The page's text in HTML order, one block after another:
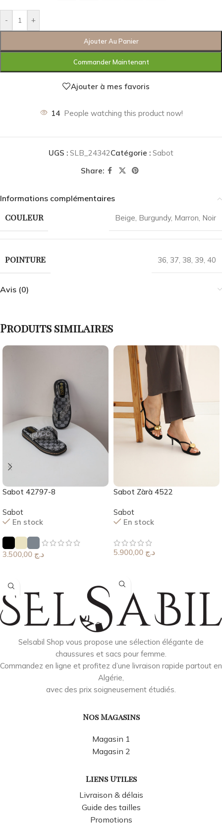
- +
Ajouter Au Panier
Commander Maintenant
Ajouter à mes favoris
14 People watching this product now!
UGS : SLB_24342Catégorie : Sabot
Share:
Informations complémentaires
COULEUR Beige, Burgundy, Marron, Noir
POINTURE 36, 37, 38, 39, 40
Avis (0)
Produits similaires
Sabot 42797-8
Sabot
En stock
د.ج
Sabot Zàrà 4522
Sabot
En stock
د.ج
Selsabil Shop vous propose une sélection élégante de
chaussures et sacs pour femme.
Commandez en ligne et profitez d’une livraison rapide partout en
Algérie,
avec des prix soigneusement étudiés.
Nos Magasins
Magasin 1
Magasin 2
Liens Utiles
Livraison & délais
Guide des tailles
Promotions